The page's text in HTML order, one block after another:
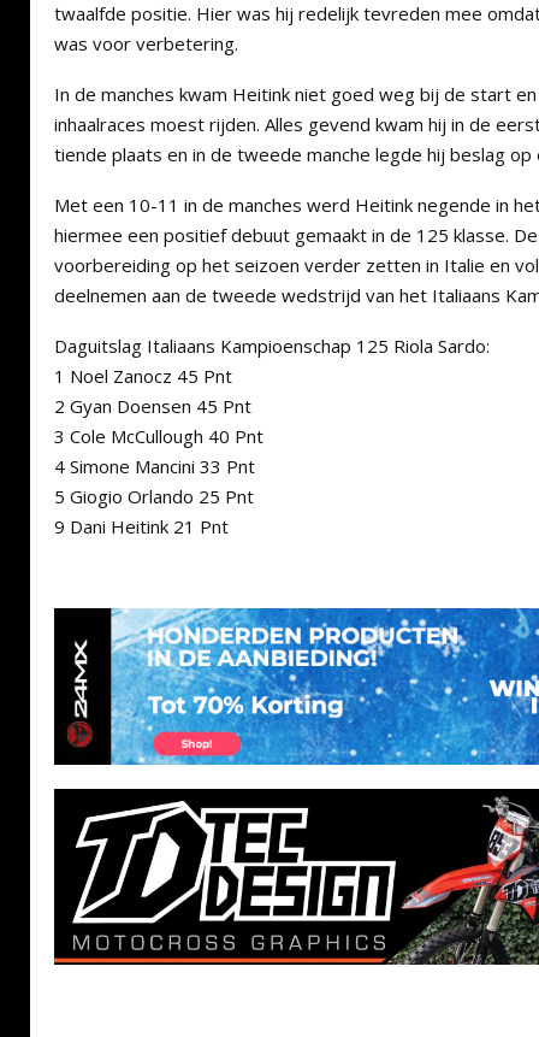
twaalfde positie. Hier was hij redelijk tevreden mee
was voor verbetering.
In de manches kwam Heitink niet goed weg bij de start
inhaalraces moest rijden. Alles gevend kwam hij in de
tiende plaats en in de tweede manche legde hij beslag op
Met een 10-11 in de manches werd Heitink negende in
hiermee een positief debuut gemaakt in de 125 klasse.
voorbereiding op het seizoen verder zetten in Italie en
deelnemen aan de tweede wedstrijd van het Italiaans
Daguitslag Italiaans Kampioenschap 125 Riola Sardo:
1 Noel Zanocz 45 Pnt
2 Gyan Doensen 45 Pnt
3 Cole McCullough 40 Pnt
4 Simone Mancini 33 Pnt
5 Giogio Orlando 25 Pnt
9 Dani Heitink 21 Pnt